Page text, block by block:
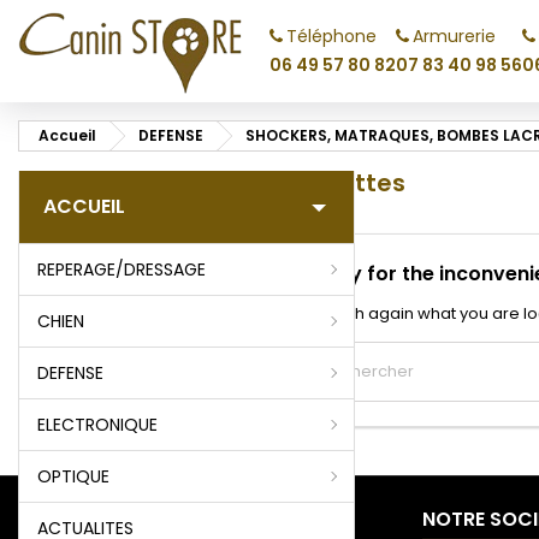
Téléphone
06 49 57 80 82
Armurerie
07 83 40 98 56
Accueil DEFENSE SHOCKERS, MATRAQUES, BOMBES
ACCUEIL
REPERAGE/DRESSAGE
CHIEN
DEFENSE
ELECTRONIQUE
OPTIQUE
ACTUALITES
Menottes
Sorry for the
Search again what you are
PRODUITS NOTRE
add_circle_outline